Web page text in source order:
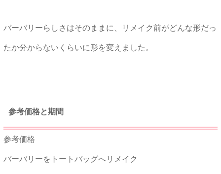
バーバリーらしさはそのままに、リメイク前がどんな形だっ
たか分からないくらいに形を変えました。
参考価格と期間
参考価格
バーバリーをトートバッグへリメイク